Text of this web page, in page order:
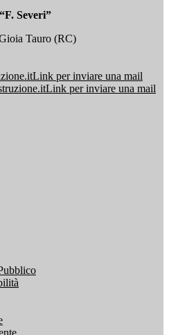
Severi”
Tauro (RC)
Link per inviare una mail
Link per inviare una mail